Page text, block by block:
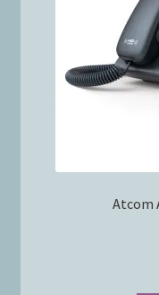
Atcom